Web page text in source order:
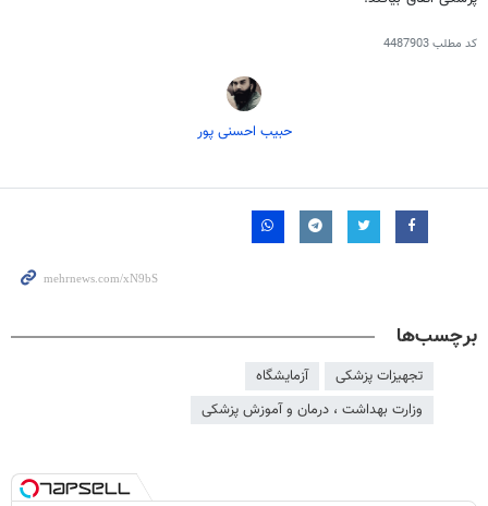
کد مطلب4487903
حبیب احسنی پور
برچسب‌ها
تجهیزات پزشکی
آزمایشگاه
وزارت بهداشت ، درمان و آموزش پزشکی